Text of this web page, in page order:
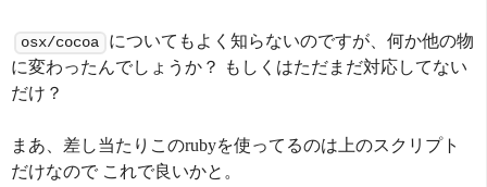
osx/cocoa
についてもよく知らないのですが、何か他の物
に変わったんでしょうか？ もしくはただまだ対応してない
だけ？
まあ、差し当たりこのrubyを使ってるのは上のスクリプト
だけなので これで良いかと。